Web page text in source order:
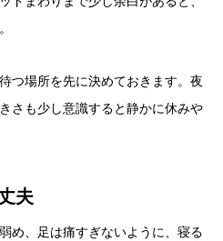
つ場所を先に決めておきます。夜
さも少し意識すると静かに休みや
夫
め、足は痛すぎないように、寝る